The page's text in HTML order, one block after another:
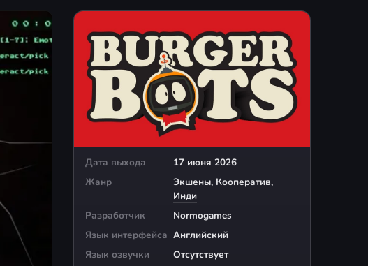
Дата выхода
17 июня 2026
Жанр
Экшены, Кооператив,
Инди
Разработчик
Normogames
Язык интерфейса Английский
Язык озвучки
Отсутствует